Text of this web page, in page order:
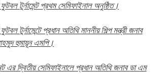
টুর্নামেন্ট প্রথম সেমিফাইনাল অনুষ্ঠিত।
টুর্নামেন্টে প্রধান অতিথি মাননীয় শিল্প মন্ত্রী জনাব
হুমায়ূন এমপি।
এর দ্বিতীয় সেমিফাইনালে প্রধান অতিথি জনাব ডা এম